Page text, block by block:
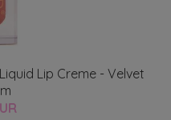
Lip Creme - Velvet